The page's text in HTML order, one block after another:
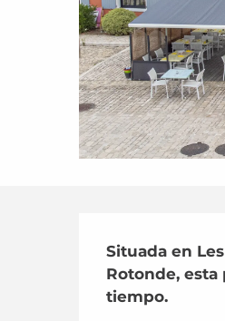
Situada en
Rotonde,
tiempo.